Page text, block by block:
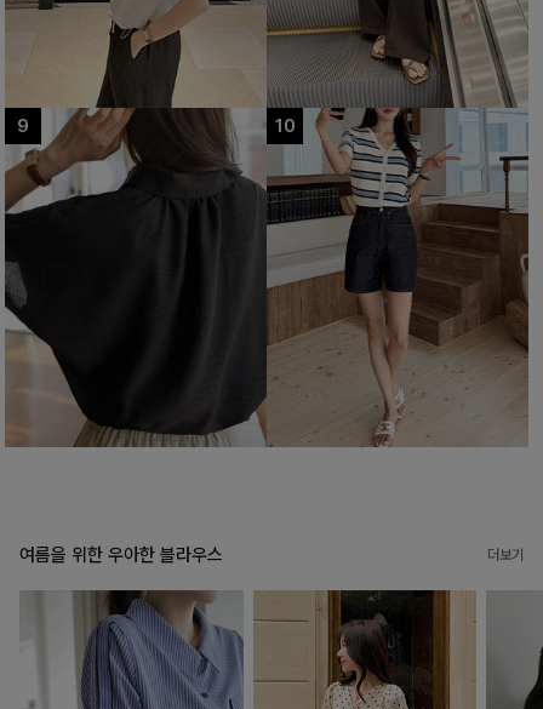
여름을 위한 우아한 블라우스 더보기